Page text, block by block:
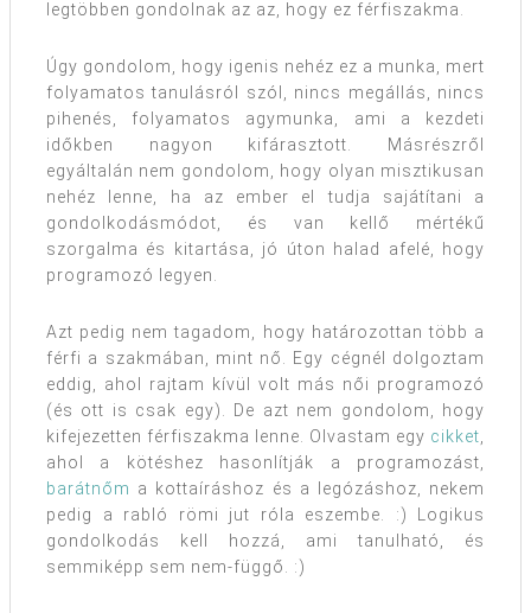
legtöbben gondolnak az az, hogy ez férfiszakma.
Úgy gondolom, hogy igenis nehéz ez a munka, mert
folyamatos tanulásról szól, nincs megállás, nincs
pihenés, folyamatos agymunka, ami a kezdeti
időkben nagyon kifárasztott. Másrészről
egyáltalán nem gondolom, hogy olyan misztikusan
nehéz lenne, ha az ember el tudja sajátítani a
gondolkodásmódot, és van kellő mértékű
szorgalma és kitartása, jó úton halad afelé, hogy
programozó legyen.
Azt pedig nem tagadom, hogy határozottan több a
férfi a szakmában, mint nő. Egy cégnél dolgoztam
eddig, ahol rajtam kívül volt más női programozó
(és ott is csak egy). De azt nem gondolom, hogy
kifejezetten férfiszakma lenne. Olvastam egy cikket
ahol a kötéshez hasonlítják a programozást,
barátnőm a kottaíráshoz és a legózáshoz, nekem
pedig a rabló römi jut róla eszembe. :) Logikus
gondolkodás kell hozzá, ami tanulható, és
semmiképp sem nem-függő. :)